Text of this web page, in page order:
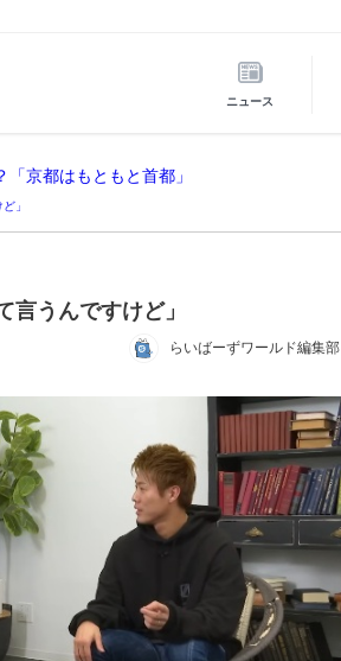
ニュース
京都はもともと首都」
」
うんですけど」
らいばーずワールド編集部